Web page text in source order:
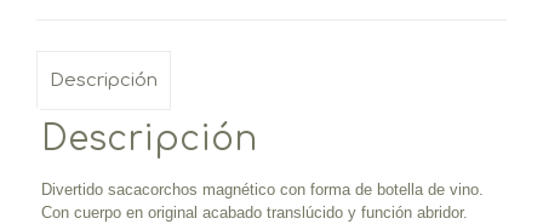
Descripción
Descripción
Divertido sacacorchos magnético con forma de botella de vino.
Con cuerpo en original acabado translúcido y función abridor.